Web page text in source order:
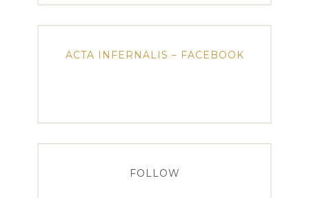
ACTA INFERNALIS – FACEBOOK
FOLLOW